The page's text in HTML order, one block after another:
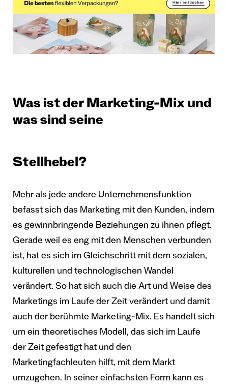
Was ist der Marketing-Mix und
was sind seine
Stellhebel?
Mehr als jede andere Unternehmensfunktion
befasst sich das Marketing mit den Kunden, indem
es gewinnbringende Beziehungen zu ihnen pflegt.
Gerade weil es eng mit den Menschen verbunden
ist, hat es sich im Gleichschritt mit dem sozialen,
kulturellen und technologischen Wandel
verändert. So hat sich auch die Art und Weise des
Marketings im Laufe der Zeit verändert und damit
auch der berühmte Marketing-Mix. Es handelt sich
um ein theoretisches Modell, das sich im Laufe
der Zeit gefestigt hat und den
Marketingfachleuten hilft, mit dem Markt
umzugehen. In seiner einfachsten Form kann es